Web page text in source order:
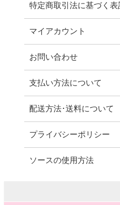
特定商取引法に基づく表
マイアカウント
お問い合わせ
支払い方法について
配送方法･送料について
プライバシーポリシー
ソースの使用方法